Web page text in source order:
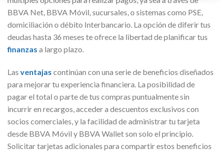
BBVA Net, BBVA Móvil, sucursales, o sistemas como PSE,
domiciliación o débito Interbancario. La opción de diferir tus
deudas hasta 36 meses te ofrece la libertad de planificar tus
finanzas a largo plazo.
Las ventajas continúan con una serie de beneficios diseñados
para mejorar tu experiencia financiera. La posibilidad de
pagar el total o parte de tus compras puntualmente sin
incurrir en recargos, acceder a descuentos exclusivos con
socios comerciales, y la facilidad de administrar tu tarjeta
desde BBVA Móvil y BBVA Wallet son solo el principio.
Solicitar tarjetas adicionales para compartir estos beneficios